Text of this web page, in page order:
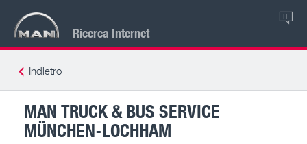
Ricerca Internet
IT
Indietro
MAN TRUCK & BUS SERVICE
MÜNCHEN-LOCHHAM